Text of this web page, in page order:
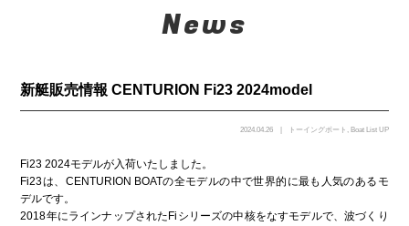
News
新艇販売情報 CENTURION Fi23 2024model
2024.04.26 トーイングボート , Boat List UP
Fi23 2024モデルが入荷いたしました。
Fi23は、CENTURION BOATの全モデルの中で世界的に最も人気のあるモ
デルです。
2018年にラインナップされたFiシリーズの中核をなすモデルで、波づくり